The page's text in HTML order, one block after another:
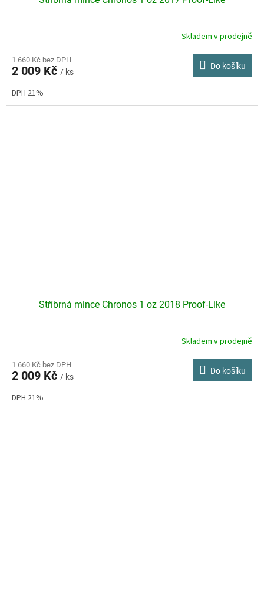
produktu
je
z
5
Skladem v prodejně
1 660 Kč bez DPH
2 009 Kč / ks
Do košíku
DPH 21%
Stříbrná mince Chronos 1 oz 2018 Proof-Like
produktu
je
z
5
Skladem v prodejně
1 660 Kč bez DPH
2 009 Kč / ks
Do košíku
DPH 21%